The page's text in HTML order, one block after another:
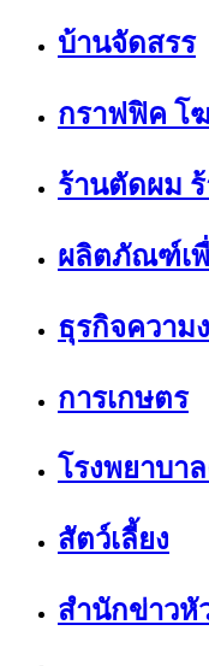
บ้านจัดสรร
กราฟฟิค โ
ร้านตัดผม
ผลิตภัณฑ์เ
ธุรกิจความ
การเกษตร
โรงพยาบา
สัตว์เลี้ยง
สำนักข่าวหั